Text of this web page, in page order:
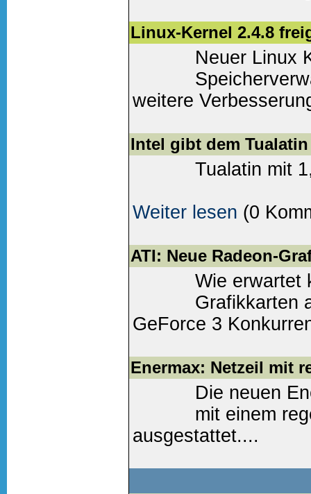
Weiter lesen (0
Linux-Kernel 2.4.8
Neuer Linux
weitere
Weiter lesen(0
Intel gibt dem Tualatin
Tualatin mit
Weiter lesen (0
ATI: Neue Radeon-
Wie erwartet
Grafikkarten
GeForce 3
Weiter lesen(0
Enermax: Netzeil mit
Die neuen
mit einem
ausgestattet....